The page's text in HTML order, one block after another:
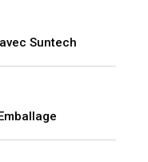
Suntech